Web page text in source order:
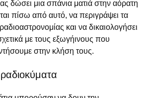
δώσει μια σπάνια ματιά στην αόρατη
πίσω από αυτό, να περιγράψει τα
και να δικαιολογήσει
με τους εξωγήινους που
στην κλήση τους.